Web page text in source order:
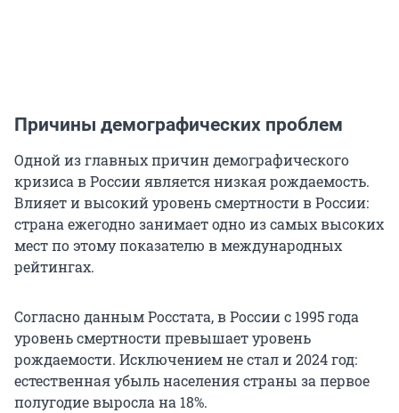
Причины демографических проблем
Одной из главных причин демографического
кризиса в России является низкая рождаемость.
Влияет и высокий уровень смертности в России:
страна ежегодно занимает одно из самых высоких
мест по этому показателю в международных
рейтингах.
Согласно данным Росстата, в России с 1995 года
уровень смертности превышает уровень
рождаемости. Исключением не стал и 2024 год:
естественная убыль населения страны за первое
полугодие выросла на 18%.